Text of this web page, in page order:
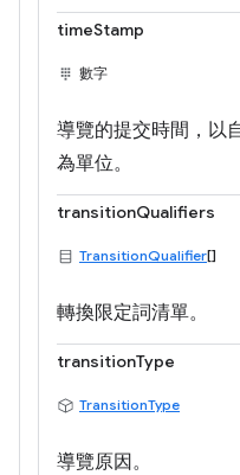
timeStamp
數字
導覽的提交時間，以
為單位。
transitionQualifiers
TransitionQualifier[]
轉換限定詞清單。
transitionType
TransitionType
導覽原因。